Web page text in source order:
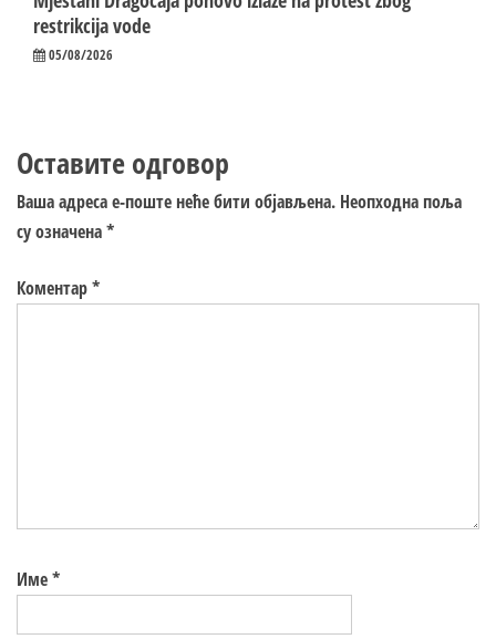
restrikcija vode
05/08/2026
Оставите одговор
Ваша адреса е-поште неће бити објављена. Неопходна поља
су означена*
Коментар*
Име*